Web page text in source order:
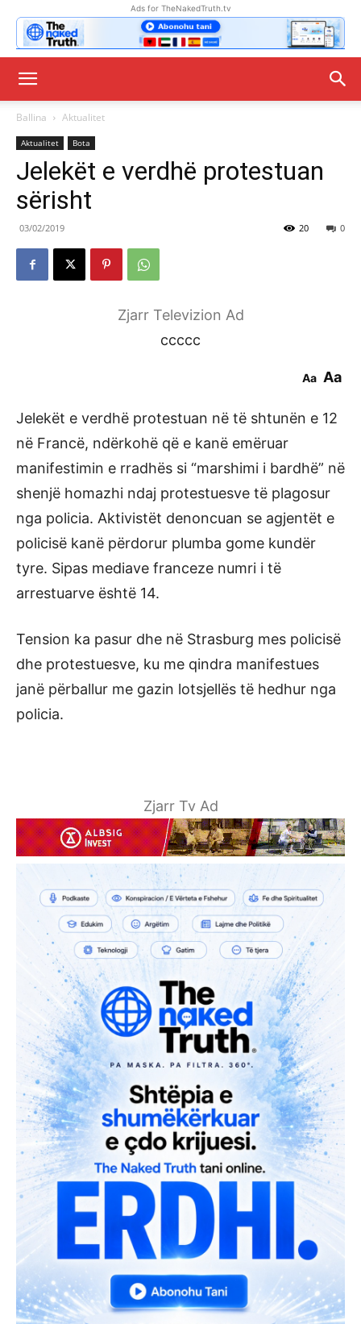
Ads for TheNakedTruth.tv
Ballina Aktualitet
Aktualitet Bota
Jelekët e verdhë protestuan
sërisht
03/02/2019 0
20
Zjarr Televizion Ad
ccccc
Aa Aa
Jelekët e verdhë protestuan në të shtunën e 12
në Francë, ndërkohë që e kanë emëruar
manifestimin e rradhës si “marshimi i bardhë” në
shenjë homazhi ndaj protestuesve të plagosur
nga policia. Aktivistët denoncuan se agjentët e
policisë kanë përdorur plumba gome kundër
tyre. Sipas mediave franceze numri i të
arrestuarve është 14.
Tension ka pasur dhe në Strasburg mes policisë
dhe protestuesve, ku me qindra manifestues
janë përballur me gazin lotsjellës të hedhur nga
policia.
Zjarr Tv Ad